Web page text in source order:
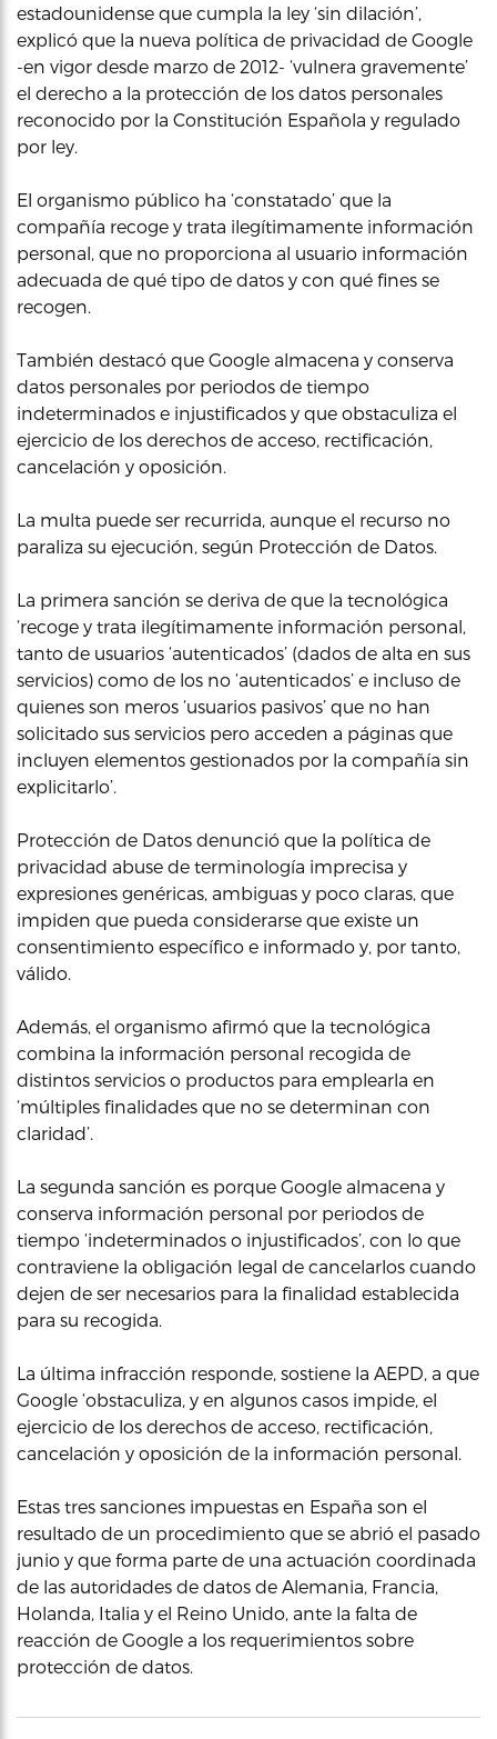
estadounidense que cumpla la ley ‘sin dilación’,
explicó que la nueva política de privacidad de Google
-en vigor desde marzo de 2012- ‘vulnera gravemente’
el derecho a la protección de los datos personales
reconocido por la Constitución Española y regulado
por ley.
El organismo público ha ‘constatado’ que la
compañía recoge y trata ilegítimamente información
personal, que no proporciona al usuario información
adecuada de qué tipo de datos y con qué fines se
recogen.
También destacó que Google almacena y conserva
datos personales por periodos de tiempo
indeterminados e injustificados y que obstaculiza el
ejercicio de los derechos de acceso, rectificación,
cancelación y oposición.
La multa puede ser recurrida, aunque el recurso no
paraliza su ejecución, según Protección de Datos.
La primera sanción se deriva de que la tecnológica
‘recoge y trata ilegítimamente información personal,
tanto de usuarios ‘autenticados’ (dados de alta en sus
servicios) como de los no ‘autenticados’ e incluso de
quienes son meros ‘usuarios pasivos’ que no han
solicitado sus servicios pero acceden a páginas que
incluyen elementos gestionados por la compañía sin
explicitarlo’.
Protección de Datos denunció que la política de
privacidad abuse de terminología imprecisa y
expresiones genéricas, ambiguas y poco claras, que
impiden que pueda considerarse que existe un
consentimiento específico e informado y, por tanto,
válido.
Además, el organismo afirmó que la tecnológica
combina la información personal recogida de
distintos servicios o productos para emplearla en
‘múltiples finalidades que no se determinan con
claridad’.
La segunda sanción es porque Google almacena y
conserva información personal por periodos de
tiempo ‘indeterminados o injustificados’, con lo que
contraviene la obligación legal de cancelarlos cuando
dejen de ser necesarios para la finalidad establecida
para su recogida.
La última infracción responde, sostiene la AEPD, a que
Google ‘obstaculiza, y en algunos casos impide, el
ejercicio de los derechos de acceso, rectificación,
cancelación y oposición de la información personal.
Estas tres sanciones impuestas en España son el
resultado de un procedimiento que se abrió el pasado
junio y que forma parte de una actuación coordinada
de las autoridades de datos de Alemania, Francia,
Holanda, Italia y el Reino Unido, ante la falta de
reacción de Google a los requerimientos sobre
protección de datos.